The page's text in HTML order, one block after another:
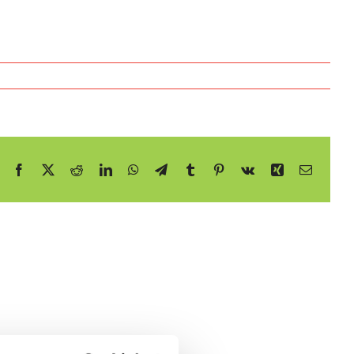
Facebook RedditLinkedInWhatsApp
TelegramTumblr Pinterest
Vk XingE-